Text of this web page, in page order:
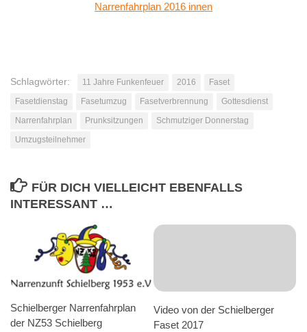
Narrenfahrplan 2016 innen
Schlagwörter: 11 Jahre Funkenfeuer 2016
Faset
Fasetdienstag
Fasetumzug Fasetverbrennung
Gottesdienst
Narrenfahrplan
Prunksitzungen
Schmutziger Donnerstag
Umzugsteilnehmer
FÜR DICH VIELLEICHT EBENFALLS
INTERESSANT …
Schielberger Narrenfahrplan
der NZ53 Schielberg
Video von der Schielberger
Faset 2017